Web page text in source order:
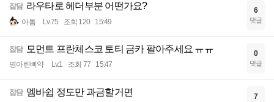
잡담 라우타로 헤더부분 어떤가요?
아톰 Lv.75 조회 120 15:49
6
댓글
잡담 모먼트 프란체스코 토티 금카 팔아주세요 ㅠㅠ
병아린삐약 Lv.1 조회 77 15:47
0
댓글
잡담 멤바쉽 정도만 과금할거면 7